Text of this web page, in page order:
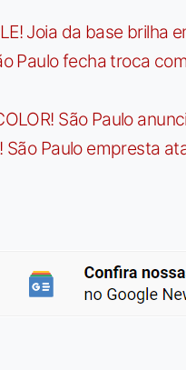
Joia da base brilha
Paulo fecha troca
São Paulo
São Paulo empresta